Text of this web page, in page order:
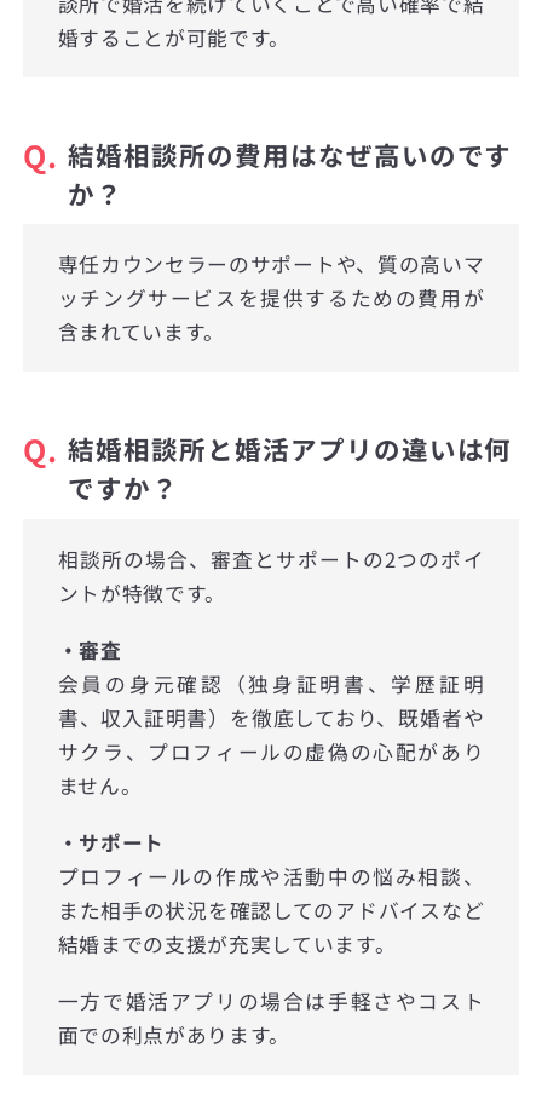
婚することが可能です。
Q. 結婚相談所の費用はなぜ高いのです
か？
専任カウンセラーのサポートや、質の高いマ
ッチングサービスを提供するための費用が
含まれています。
Q. 結婚相談所と婚活アプリの違いは何
ですか？
相談所の場合、審査とサポートの2つのポイ
ントが特徴です。
・審査
会員の身元確認（独身証明書、学歴証明
書、収入証明書）を徹底しており、既婚者や
サクラ、プロフィールの虚偽の心配があり
ません。
・サポート
プロフィールの作成や活動中の悩み相談、
また相手の状況を確認してのアドバイスなど
結婚までの支援が充実しています。
一方で婚活アプリの場合は手軽さやコスト
面での利点があります。